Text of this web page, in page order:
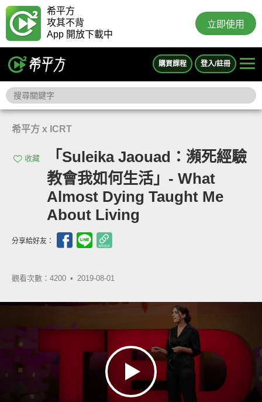
希平方
攻其不背
App 開放下載中
立即使用
購買課程 登入/註冊
希平方 x ICRT
收藏
「Suleika Jaouad：瀕死經驗
教會我如何生活」- What
Almost Dying Taught Me
About Living
分享給好友：
觀看次數：4200 • 2019-08-01